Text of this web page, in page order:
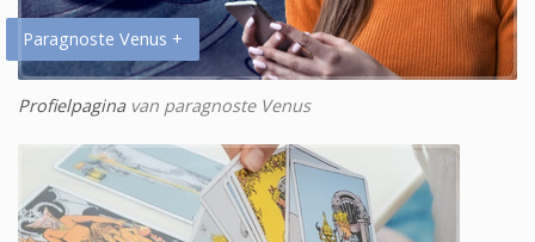
Paragnoste Venus +
Profielpaginavan paragnoste Venus